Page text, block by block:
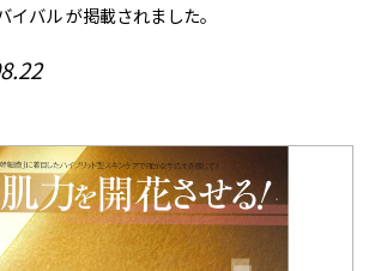
イバル が掲載されました。